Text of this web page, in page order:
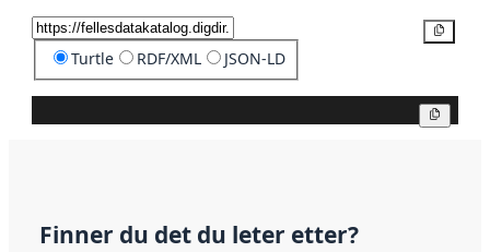
Turtle RDF/XML JSON-LD
Finner du det du leter etter?